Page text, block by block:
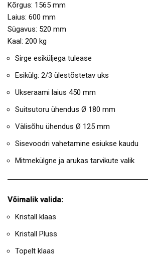
Kõrgus: 1565 mm
Laius: 600 mm
Sügavus: 520 mm
Kaal: 200 kg
Sirge esiküljega tulease
Esikülg: 2/3 ülestõstetav uks
Ukseraami laius 450 mm
Suitsutoru ühendus Ø 180 mm
Välisõhu ühendus Ø 125 mm
Sisevoodri vahetamine esiukse kaudu
Mitmekülgne ja arukas tarvikute valik
Võimalik valida:
Kristall klaas
Kristall Pluss
Topelt klaas